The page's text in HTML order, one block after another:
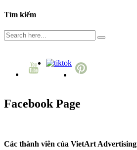
Tìm kiếm
Facebook Page
Các thành viên của VietArt Advertising